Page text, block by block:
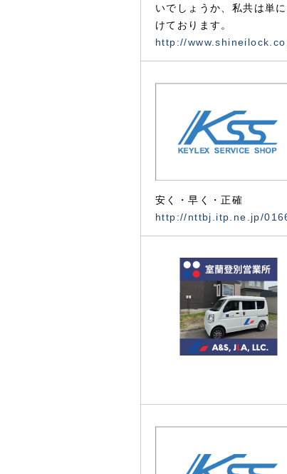
いでしょうか、私共は単
けております。
http://
安く・早く・正確
http://nttbj.itp.ne.jp/